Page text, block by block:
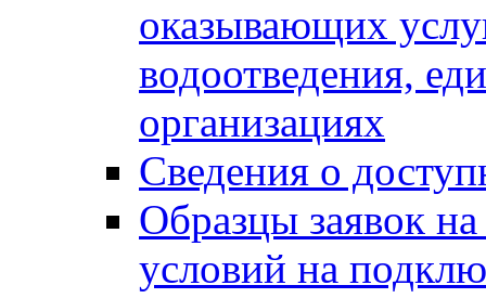
оказывающих
водоотведения,
организациях
Сведения о
Образцы заявок
условий на